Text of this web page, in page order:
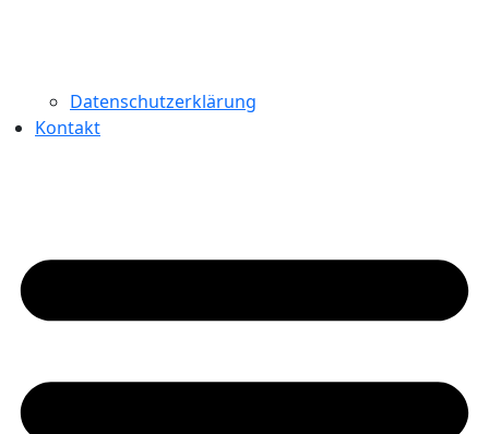
Datenschutzerklärung
Kontakt